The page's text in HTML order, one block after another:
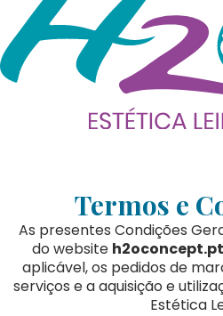
Termos e
As presentes Condições
do website h2oconcept.pt
aplicável, os pedidos de
serviços e a aquisição e
Estética